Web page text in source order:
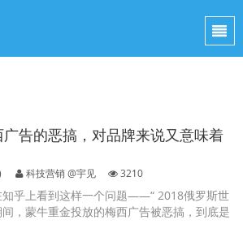
告的恶搞，对品牌来说又意味着
科技营销 @宇见 3210
知乎上看到这样一个问题——“ 2018俄罗斯世
，蒙牛重金投放的梅西广告被恶搞，到底是